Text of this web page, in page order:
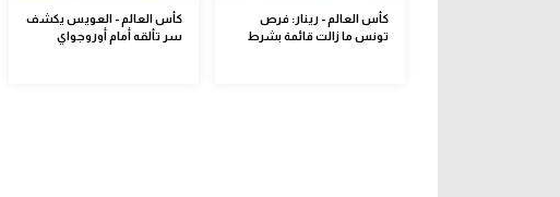
كأس العالم - رينار: فرص
تونس ما زالت قائمة بشرط
كأس العالم - العويس يكشف
سر تألقه أمام أوروجواي